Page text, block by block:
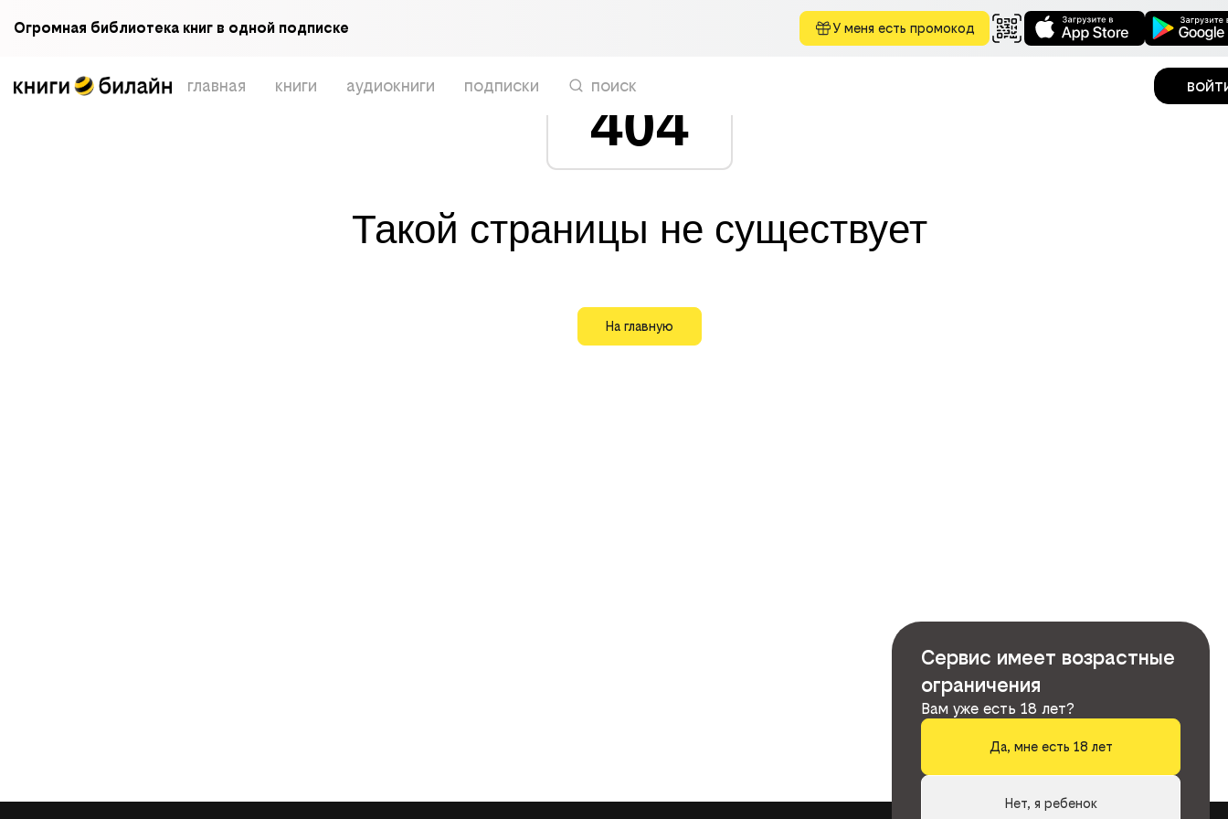
Огромная библиотека книг в одной подписке У меня есть промокод
главная книги аудиокниги подписки поиск
404
Такой страницы не существует
На главную
Сервис имеет возрастные
ограничения
Вам уже есть 18 лет?
Да, мне есть 18 лет
Нет, я ребенок